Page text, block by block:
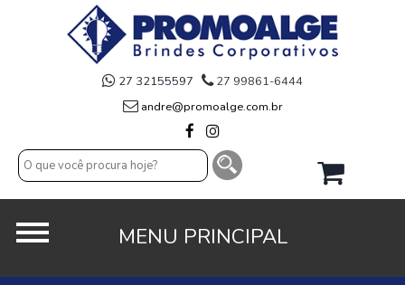
27 32155597
27 99861-6444
andre@promoalge.com.br